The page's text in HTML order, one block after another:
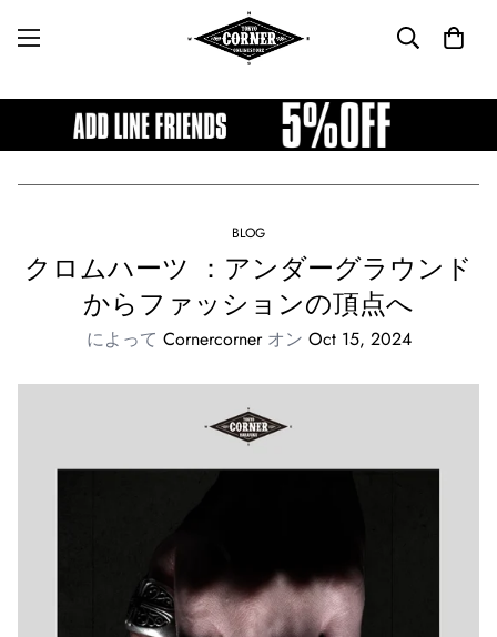
BLOG
クロムハーツ ：アンダーグラウンド
からファッションの頂点へ
によって Cornercorner オン Oct 15, 2024